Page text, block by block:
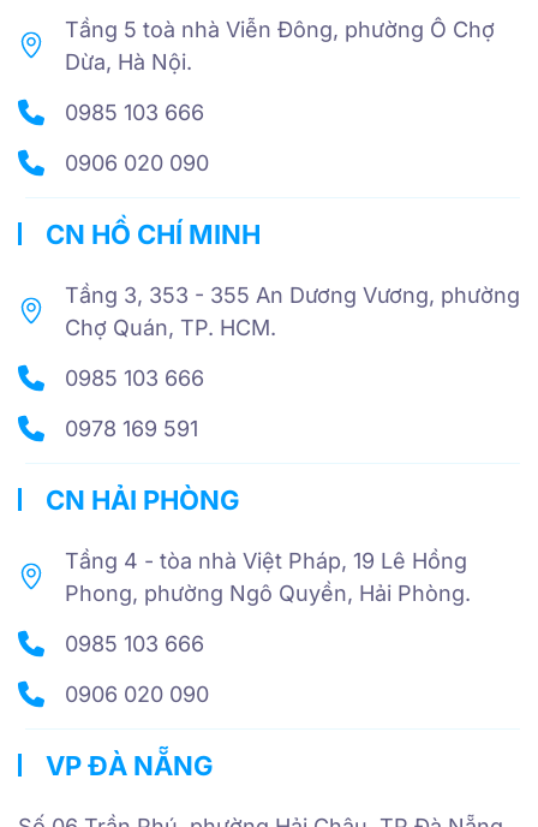
Tầng 5 toà nhà Viễn Đông, phường Ô Chợ
Dừa, Hà Nội.
0985 103 666
0906 020 090
CN HỒ CHÍ MINH
Tầng 3, 353 - 355 An Dương Vương, phường
Chợ Quán, TP. HCM.
0985 103 666
0978 169 591
CN HẢI PHÒNG
Tầng 4 - tòa nhà Việt Pháp, 19 Lê Hồng
Phong, phường Ngô Quyền, Hải Phòng.
0985 103 666
0906 020 090
VP ĐÀ NẴNG